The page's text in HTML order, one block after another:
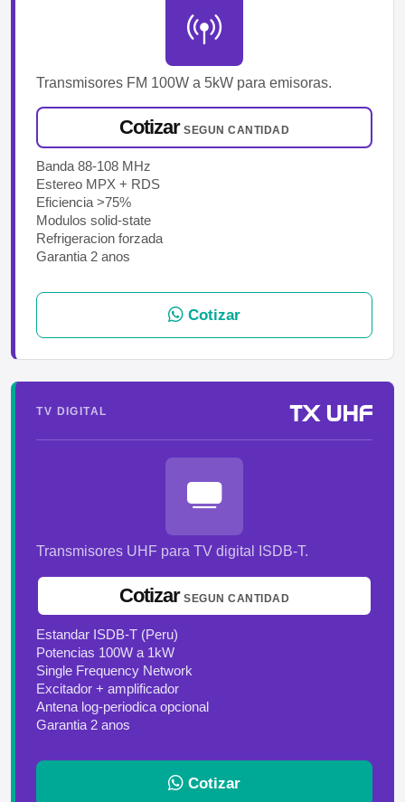
Transmisores FM 100W a 5kW para emisoras.
Cotizar SEGUN CANTIDAD
Banda 88-108 MHz
Estereo MPX + RDS
Eficiencia >75%
Modulos solid-state
Refrigeracion forzada
Garantia 2 anos
Cotizar
TV DIGITAL TX UHF
Transmisores UHF para TV digital ISDB-T.
Cotizar SEGUN CANTIDAD
Estandar ISDB-T (Peru)
Potencias 100W a 1kW
Single Frequency Network
Excitador + amplificador
Antena log-periodica opcional
Garantia 2 anos
Cotizar